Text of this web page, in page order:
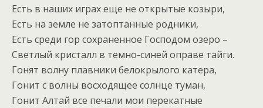
Есть в наших играх еще не открытые козыри,
Есть на земле не затоптанные родники,
Есть среди гор сохраненное Господом озеро –
Светлый кристалл в темно-синей оправе тайги.
Гонят волну плавники белокрылого катера,
Гонит с волны восходящее солнце туман,
Гонит Алтай все печали мои перекатные